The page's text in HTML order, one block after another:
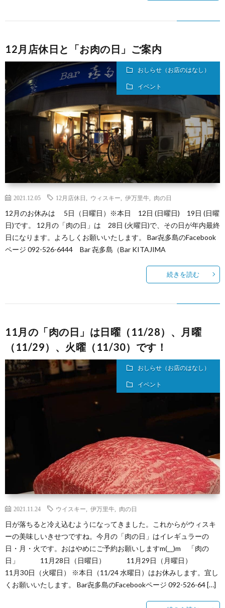
12月店休日と「お肉の日」ご案内
おしらせ（お店のはなし）
イベント
2021.12.05 12月店休日 ウィスキー 伊万里牛 肉の日
12月のお休みは 5日（日曜日）※本日 12日 (日曜日) 19日 (日曜
日)です。 12月の「肉の日」は 28日 (火曜日)で、その日が年内最終
日になります。よろしくお願いいたします。 Bar㐂多島のFacebook
ページ 092-526-6444 Bar 㐂多島（Bar KITAJIMA
続きを読む
11月の「肉の日」は日曜（11/28）、月曜
（11/29）、火曜（11/30）です！
おしらせ（お店のはなし）
イベント
2021.11.24 ウイスキー 伊万里牛 肉の日
日が落ちると冷え込むようになってきました。これからがウィスキ
ーの美味しいきせつですね。今月の「肉の日」はイレギュラーの
日・月・火です。おはやめにご予約お願いしますm(__)m 「肉の
日」 11月28日（日曜日） 11月29日（月曜日）
11月30日（火曜日） ※本日（11/24 水曜日）はお休みします。宜し
くお願いいたします。 Bar㐂多島のFacebookページ 092-526-64 […]